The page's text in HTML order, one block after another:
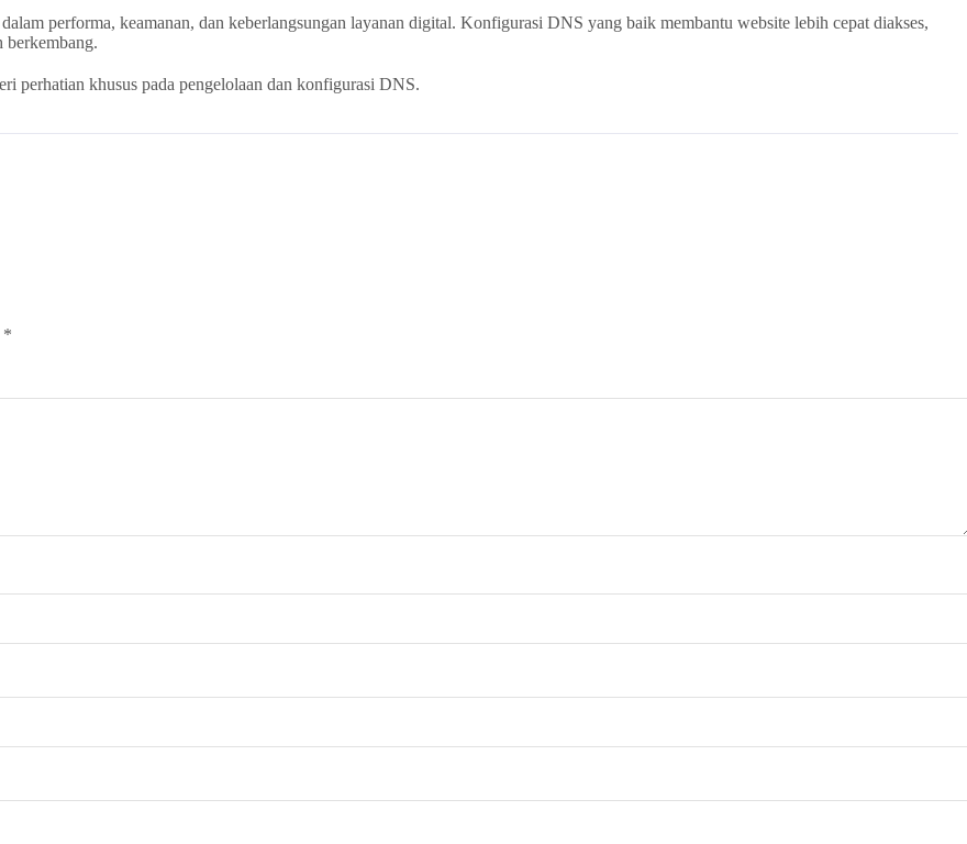
performa, keamanan, dan keberlangsungan layanan digital. Konfigurasi DNS yang baik membantu website lebih cepat diakses,
berkembang.
perhatian khusus pada pengelolaan dan konfigurasi DNS.
*